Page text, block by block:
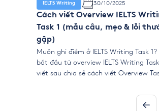
IELTS Writing 30/10/2025
Cách viết Overview IELTS
Task 1 (mẫu câu, mẹo & lỗi
gặp)
Muốn ghi điểm ở IELTS Writing Task
bắt đầu từ overview IELTS Writing
viết sau chia sẻ cách viết Overview
dựng Summary Statement. Đồng
lỗi thường gặp Overview với Template